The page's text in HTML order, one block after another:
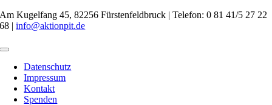
Zum
Inhalt
Am Kugelfang 45, 82256 Fürstenfeldbruck | Telefon: 0 81 41/5 27 22
68 |info@aktionpit.de
Toggle
NavigationDatenschutz
Impressum
Kontakt
Spenden